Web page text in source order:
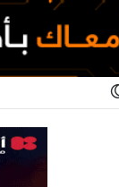
الوضع